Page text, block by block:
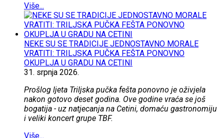
Više...
NEKE SU SE TRADICIJE JEDNOSTAVNO MORALE
VRATITI: TRILJSKA PUČKA FEŠTA PONOVNO
OKUPLJA U GRADU NA CETINI
31. srpnja 2026.
Prošlog ljeta Triljska pučka fešta ponovno je oživjela
nakon gotovo deset godina. Ove godine vraća se još
bogatija - uz natjecanja na Cetini, domaću gastronomiju
i veliki koncert grupe TBF.
Više...